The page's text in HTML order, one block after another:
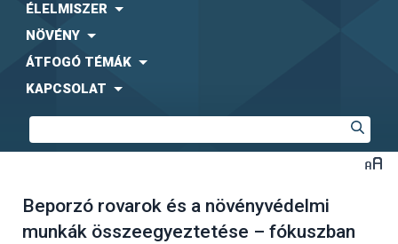
ÉLELMISZER
NÖVÉNY
ÁTFOGÓ TÉMÁK
KAPCSOLAT
Beporzó rovarok és a növényvédelmi
munkák összeegyeztetése – fókuszban